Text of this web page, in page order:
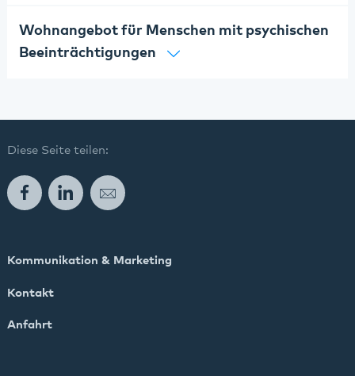
Wohnangebot für Menschen mit psychischen
Beeinträchtigungen
Diese Seite teilen:
FacebookLinkedInE-Mail
Kommunikation & Marketing
Kontakt
Anfahrt